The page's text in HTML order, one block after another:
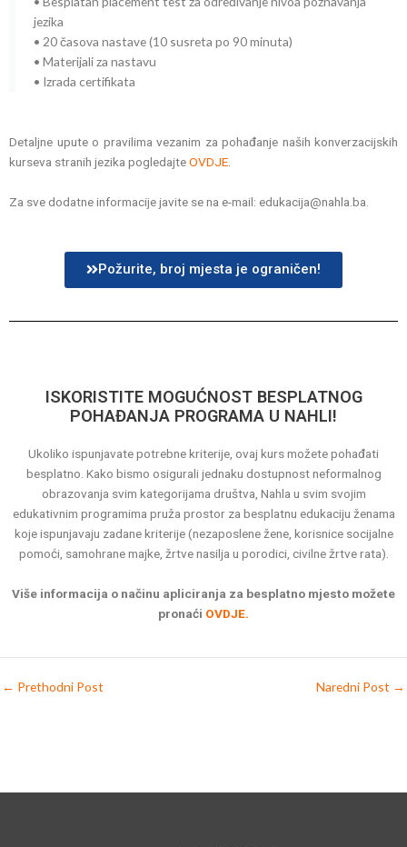
jezika
• 20 časova nastave (10 susreta po 90 minuta)
• Materijali za nastavu
• Izrada certifikata
Detaljne upute o pravilima vezanim za pohađanje naših konverzacijskih
kurseva stranih jezika pogledajteOVDJE
Za sve dodatne informacije javite se na e-mail: edukacija@nahla.ba.
Požurite, broj mjesta je ograničen!
ISKORISTITE MOGUĆNOST BESPLATNOG
POHAĐANJA PROGRAMA U NAHLI!
Ukoliko ispunjavate potrebne kriterije, ovaj kurs možete pohađati
besplatno. Kako bismo osigurali jednaku dostupnost neformalnog
obrazovanja svim kategorijama društva, Nahla u svim svojim
edukativnim programima pruža prostor za besplatnu edukaciju ženama
koje ispunjavaju zadane kriterije (nezaposlene žene, korisnice socijalne
pomoći, samohrane majke, žrtve nasilja u porodici, civilne žrtve rata).
Više informacija o načinu apliciranja za besplatno mjesto možete
pronaći OVDJE.
← Prethodni Post Naredni Post →